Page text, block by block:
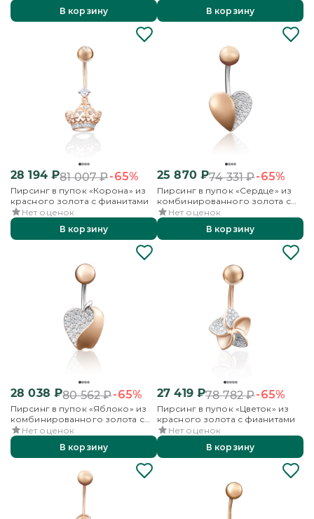
В корзину
В корзину
28 194₽81 007₽-65%
Пирсинг в пупок «Корона» из
красного золота с фианитами
Нет оценок
В корзину
25 870₽74 331₽-65%
Пирсинг в пупок «Сердце» из
комбинированного золота с
фианитами
Нет оценок
В корзину
28 038 ₽80 562₽-65%
Пирсинг в пупок «Яблоко» из
комбинированного золота с
фианитами
Нет оценок
В корзину
27 419₽78 782₽-65%
Пирсинг в пупок «Цветок» из
красного золота с фианитами
Нет оценок
В корзину